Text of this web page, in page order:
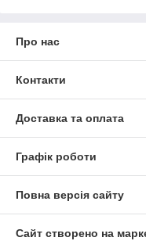
Про нас
Контакти
Доставка та оплата
Графік роботи
Повна версія сайту
Сайт створено на